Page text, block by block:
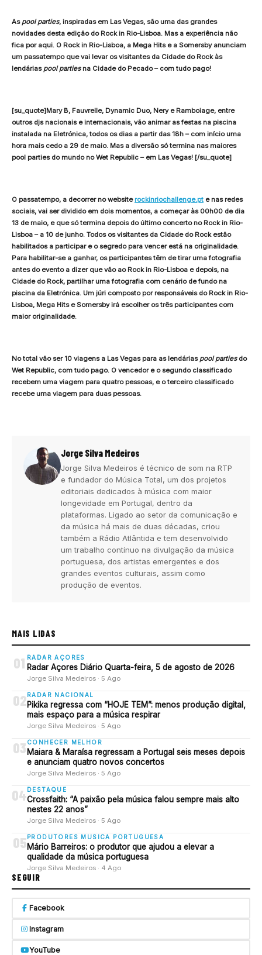
As pool parties, inspiradas em Las Vegas, são uma das grandes
novidades desta edição do Rock in Rio-Lisboa. Mas a experiência não
fica por aqui. O Rock in Rio-Lisboa, a Mega Hits e a Somersby anunciam
um passatempo que vai levar os visitantes da Cidade do Rock às
lendárias pool partiesna Cidade do Pecado – com tudo pago!
[su_quote]Mary B, Fauvrelle, Dynamic Duo, Nery e Ramboiage, entre
outros djs nacionais e internacionais, vão animar as festas na piscina
instalada na Eletrónica, todos os dias a partir das 18h – com início uma
hora mais cedo a 29 de maio. Mas a diversão só termina nas maiores
pool parties do mundo no Wet Republic – em Las Vegas! [/su_quote]
O passatempo, a decorrer no website rockinriochallenge.pt e nas redes
sociais, vai ser dividido em dois momentos, a começar às 00h00 de dia
13 de maio, e que só termina depois do último concerto no Rock in Rio-
Lisboa – a 10 de junho. Todos os visitantes da Cidade do Rock estão
habilitados a participar e o segredo para vencer está na originalidade.
Para habilitar-se a ganhar, os participantes têm de tirar uma fotografia
antes do evento a dizer que vão ao Rock in Rio-Lisboa e depois, na
Cidade do Rock, partilhar uma fotografia com cenário de fundo na
piscina da Eletrónica. Um júri composto por responsáveis do Rock in Rio-
Lisboa, Mega Hits e Somersby irá escolher os três participantes com
maior originalidade.
No total vão ser 10 viagens a Las Vegas para as lendárias pool partiesdo
Wet Republic, com tudo pago. O vencedor e o segundo classificado
recebem uma viagem para quatro pessoas, e o terceiro classificado
recebe uma viagem para duas pessoas.
Jorge Silva Medeiros
Jorge Silva Medeiros é técnico de som na RTP
e fundador do Música Total, um dos projetos
editoriais dedicados à música com maior
longevidade em Portugal, dentro da
plataformas. Ligado ao setor da comunicação e
da música há mais de duas décadas, criou
também a Rádio Atlântida e tem desenvolvido
um trabalho contínuo na divulgação da música
portuguesa, dos artistas emergentes e dos
grandes eventos culturais, assim como
produção de eventos.
MAIS LIDAS
01 RADAR AÇORES
Radar Açores Diário Quarta-feira, 5 de agosto de 2026
Jorge Silva Medeiros · 5 Ago
02 RADAR NACIONAL
Pikika regressa com “HOJE TEM”: menos produção digital,
mais espaço para a música respirar
Jorge Silva Medeiros · 5 Ago
03 CONHECER MELHOR
Maiara & Maraísa regressam a Portugal seis meses depois
e anunciam quatro novos concertos
Jorge Silva Medeiros · 5 Ago
04DESTAQUE
Crossfaith: “A paixão pela música falou sempre mais alto
nestes 22 anos”
Jorge Silva Medeiros · 5 Ago
05 PRODUTORES MUSICA PORTUGUESA
Mário Barreiros: o produtor que ajudou a elevar a
qualidade da música portuguesa
Jorge Silva Medeiros · 4 Ago
SEGUIR
Facebook
Instagram
YouTube